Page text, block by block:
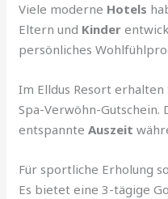
Viele moderne Hotels
Eltern und Kinder
persönliches
Im Elldus Resort
Spa-Verwöhn-
entspannteAuszeit
Für sportliche Erholung
Es bietet eine 3-tägige